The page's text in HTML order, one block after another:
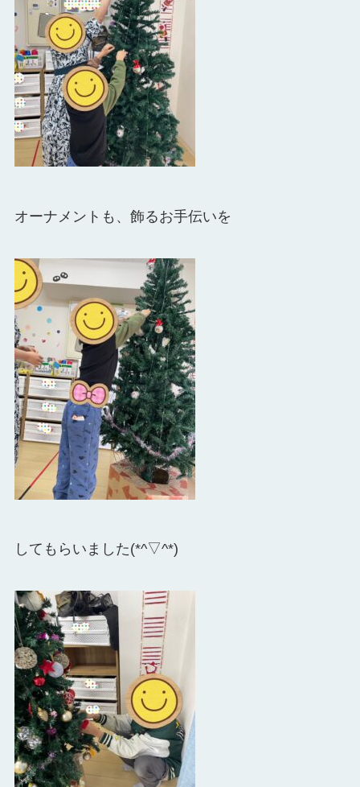
オーナメントも、 飾るお手伝いを
してもらいました(*^▽^*)